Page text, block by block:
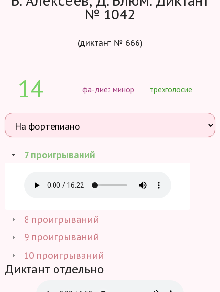
№ 1042
(диктант № 666)
14 фа-диез минор трехголосие
7 проигрываний
8 проигрываний
9 проигрываний
10 проигрываний
Диктант отдельно